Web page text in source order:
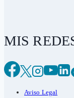
MIS
Aviso Legal